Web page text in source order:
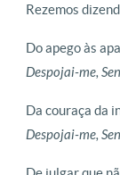
Rezemos
Do apego às
Despojai-me,
Da couraça da
Despojai-me,